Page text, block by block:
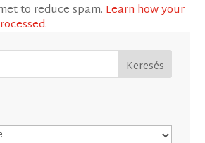
to reduce spam. Learn how your
.